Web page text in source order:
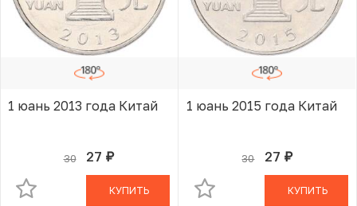
1 юань 2013 года Китай
30 27 руб.
В КОРЗИНЕ
КУПИТЬ
1 юань 2015 года Китай
30 27 руб.
В КОРЗИНЕ
КУПИТЬ